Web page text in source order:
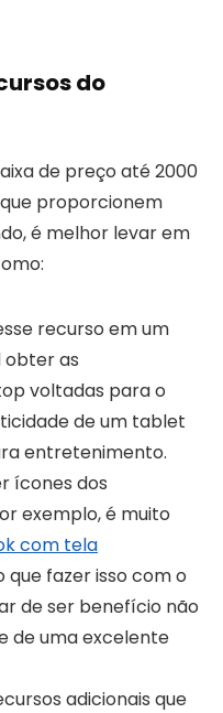
do
de preço até 2000
proporcionem
é melhor levar em
recurso em um
obter as
voltadas para o
de um tablet
entretenimento.
ícones dos
exemplo, é muito
com tela
que fazer isso com o
de ser benefício não
de uma excelente
adicionais que